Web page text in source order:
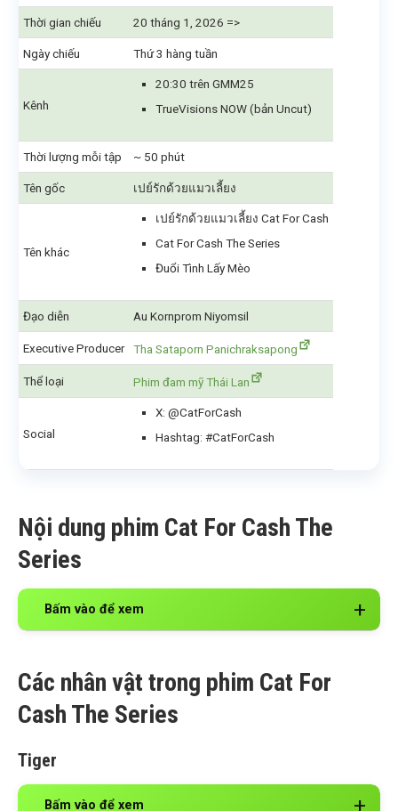
Thời gian chiếu 20 tháng 1, 2026 =>
Ngày chiếu Thứ 3 hàng tuần
Kênh
20:30 trên GMM25
TrueVisions NOW (bản Uncut)
Thời lượng mỗi tập ~ 50 phút
Tên gốc เปย์รักด้วยแมวเลี้ยง
Tên khác
เปย์รักด้วยแมวเลี้ยง Cat For Cash
Cat For Cash The Series
Đuổi Tình Lấy Mèo
Đạo diễn Au Kornprom Niyomsil
Executive Producer Tha Sataporn Panichraksapong
Thể loại Phim đam mỹ Thái Lan
Social
X: @CatForCash
Hashtag: #CatForCash
Nội dung phim Cat For Cash The
Series
Bấm vào để xem
Các nhân vật trong phim Cat For
Cash The Series
Tiger
Bấm vào để xem